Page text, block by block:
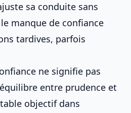
sa conduite sans
manque de confiance
tardives, parfois
ne signifie pas
entre prudence et
objectif dans